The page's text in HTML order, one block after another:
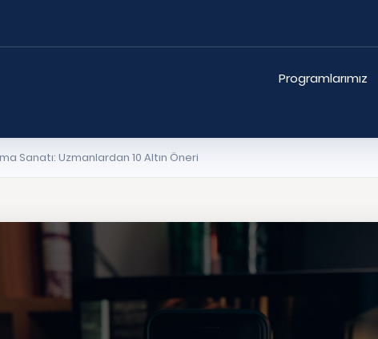
Programlarımız
Sanatı: Uzmanlardan 10 Altın Öneri